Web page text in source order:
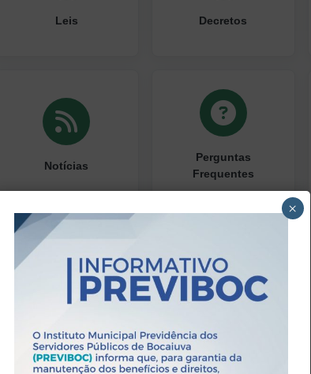
Leis Decretos
Notícias
Perguntas
Frequentes
ÚltimasNotícias
×